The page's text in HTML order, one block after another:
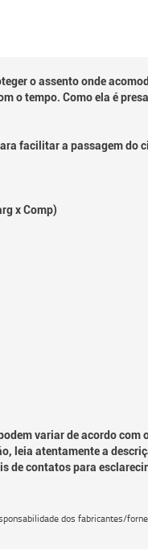
o assento onde
o tempo. Como ela é
facilitar a passagem do
x Comp)
variar de acordo com
leia atentamente a
de contatos para
dos fabricantes/